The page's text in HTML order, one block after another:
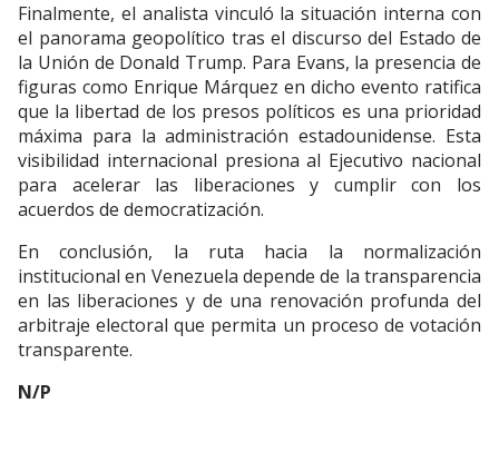
Finalmente, el analista vinculó la situación interna con
el panorama geopolítico tras el discurso del Estado de
la Unión de Donald Trump. Para Evans, la presencia de
figuras como Enrique Márquez en dicho evento ratifica
que la libertad de los presos políticos es una prioridad
máxima para la administración estadounidense. Esta
visibilidad internacional presiona al Ejecutivo nacional
para acelerar las liberaciones y cumplir con los
acuerdos de democratización.
En conclusión, la ruta hacia la normalización
institucional en Venezuela depende de la transparencia
en las liberaciones y de una renovación profunda del
arbitraje electoral que permita un proceso de votación
transparente.
N/P